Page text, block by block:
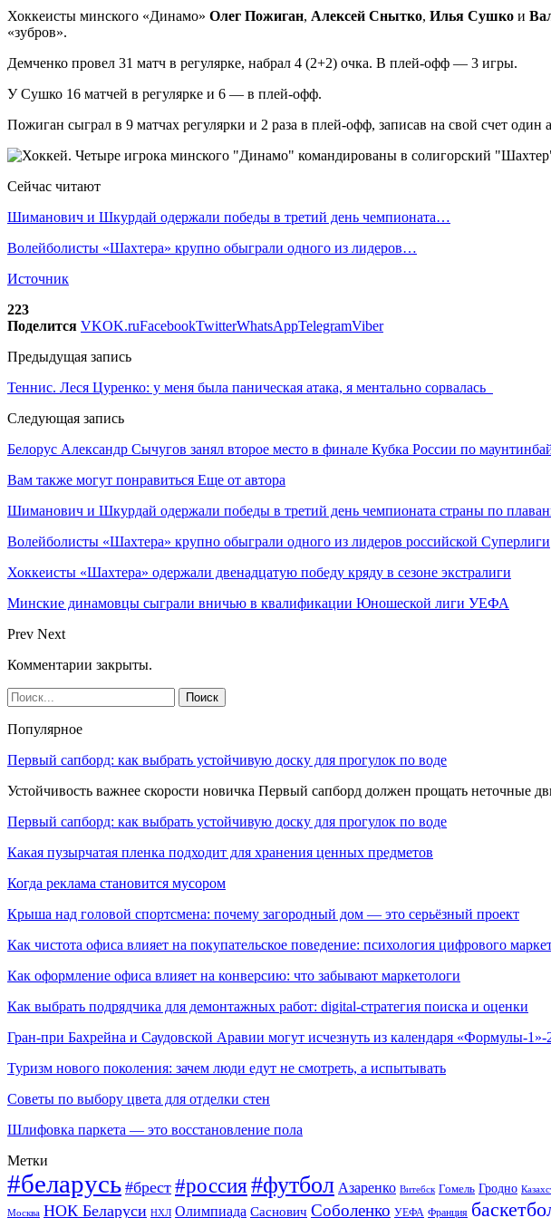
Хоккеисты минского «Динамо» Олег Пожиган, Алексей Снытко, Илья Сушко и
«зубров».
Демченко провел 31 матч в регулярке, набрал 4 (2+2) очка. В плей-офф — 3 игры.
У Сушко 16 матчей в регулярке и 6 — в плей-офф.
Пожиган сыграл в 9 матчах регулярки и 2 раза в плей-офф, записав на свой счет один
Сейчас читают
Шиманович и Шкурдай одержали победы в третий день чемпионата…
Волейболисты «Шахтера» крупно обыграли одного из лидеров…
Источник
223
Поделится VKOK.ruFacebookTwitterWhatsAppTelegramViber
Предыдущая запись
Теннис. Леся Цуренко: у меня была паническая атака, я ментально сорвалась
Следующая запись
Белорус Александр Сычугов занял второе место в финале Кубка России по
Вам также могут понравиться Еще от автора
Шиманович и Шкурдай одержали победы в третий день чемпионата страны по
Волейболисты «Шахтера» крупно обыграли одного из лидеров российской Суперлиги
Хоккеисты «Шахтера» одержали двенадцатую победу кряду в сезоне экстралиги
Минские динамовцы сыграли вничью в квалификации Юношеской лиги УЕФА
Prev Next
Комментарии закрыты.
Популярное
Первый сапборд: как выбрать устойчивую доску для прогулок по воде
Устойчивость важнее скорости новичка Первый сапборд должен прощать неточные
Первый сапборд: как выбрать устойчивую доску для прогулок по воде
Какая пузырчатая пленка подходит для хранения ценных предметов
Когда реклама становится мусором
Крыша над головой спортсмена: почему загородный дом — это серьёзный проект
Как чистота офиса влияет на покупательское поведение: психология цифрового
Как оформление офиса влияет на конверсию: что забывают маркетологи
Как выбрать подрядчика для демонтажных работ: digital-стратегия поиска и оценки
Гран-при Бахрейна и Саудовской Аравии могут исчезнуть из календаря «Формулы-
Туризм нового поколения: зачем люди едут не смотреть, а испытывать
Советы по выбору цвета для отделки стен
Шлифовка паркета — это восстановление пола
Метки
#беларусь #брест #россия#футбол Азаренко Витебск Гомель Гродно
Москва НОК Беларуси НХЛ Олимпиада Саснович Соболенко УЕФА Франция